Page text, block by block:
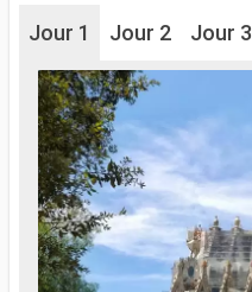
Jour 1 Jour 2 Jour 3